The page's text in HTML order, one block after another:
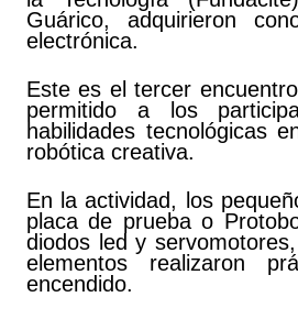
Guárico, adquirieron
electrónica.
Este es el tercer
permitido a los
habilidades tecnológicas
robótica creativa.
En la actividad, los
placa de prueba o
diodos led y
elementos realizaron
encendido.